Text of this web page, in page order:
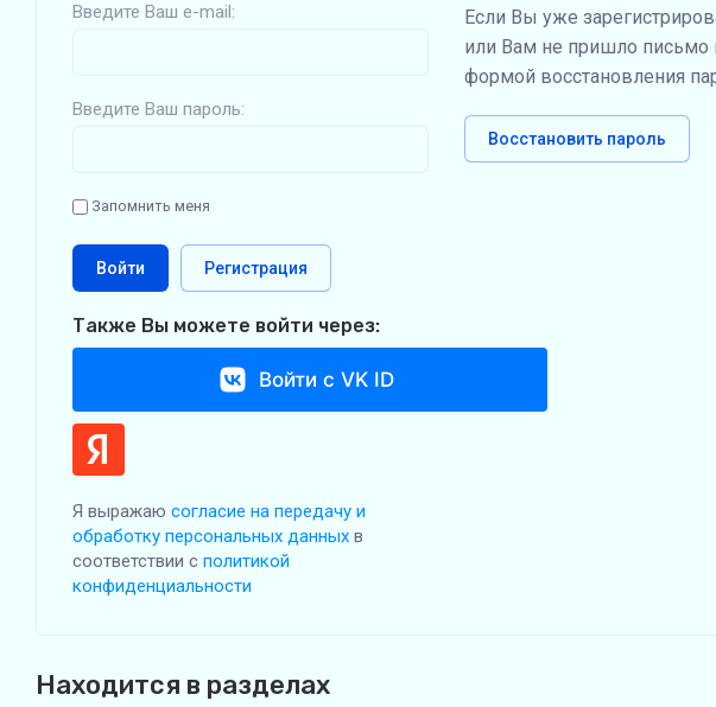
Введите Ваш e-mail:
Введите Ваш пароль:
Запомнить меня
Войти Регистрация
Если Вы уже
или Вам не пришло письмо
формой восстановления
Восстановить пароль
Также Вы можете войти через:
Войти с VK ID
Я выражаю согласие на передачу и
обработку персональных данных в
соответствии с политикой
конфиденциальности
Находится в разделах